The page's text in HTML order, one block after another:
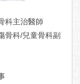
科主治醫師
骨科/兒童骨科副